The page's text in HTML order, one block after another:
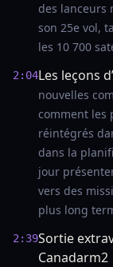
des lanceurs
son 25e vol,
les 10 700
2:04Les leçons
nouvelles
comment les
réintégrés
dans la
jour
vers des
plus long
2:39Sortie
Canadarm2